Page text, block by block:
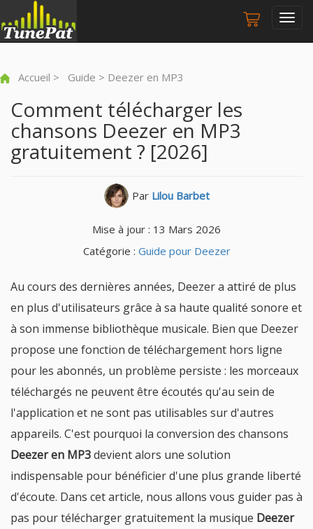
Accueil > Guide > Deezer en MP3
Comment télécharger les
chansons Deezer en MP3
gratuitement ? [2026]
Par Lilou Barbet
Mise à jour : 13 Mars 2026
Catégorie : Guide pour Deezer
Au cours des dernières années, Deezer a attiré de plus
en plus d'utilisateurs grâce à sa haute qualité sonore et
à son immense bibliothèque musicale. Bien que Deezer
propose une fonction de téléchargement hors ligne
pour les abonnés, un problème persiste : les morceaux
téléchargés ne peuvent être écoutés qu'au sein de
l'application et ne sont pas utilisables sur d'autres
appareils. C'est pourquoi la conversion des chansons
Deezer en MP3devient alors une solution
indispensable pour bénéficier d'une plus grande liberté
d'écoute. Dans cet article, nous allons vous guider pas à
pas pour télécharger gratuitement la musique Deezer